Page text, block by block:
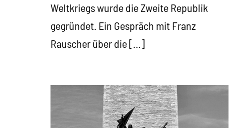
Weltkriegs wurde die Zweite Republik
gegründet. Ein Gespräch mit Franz
Rauscher über die […]